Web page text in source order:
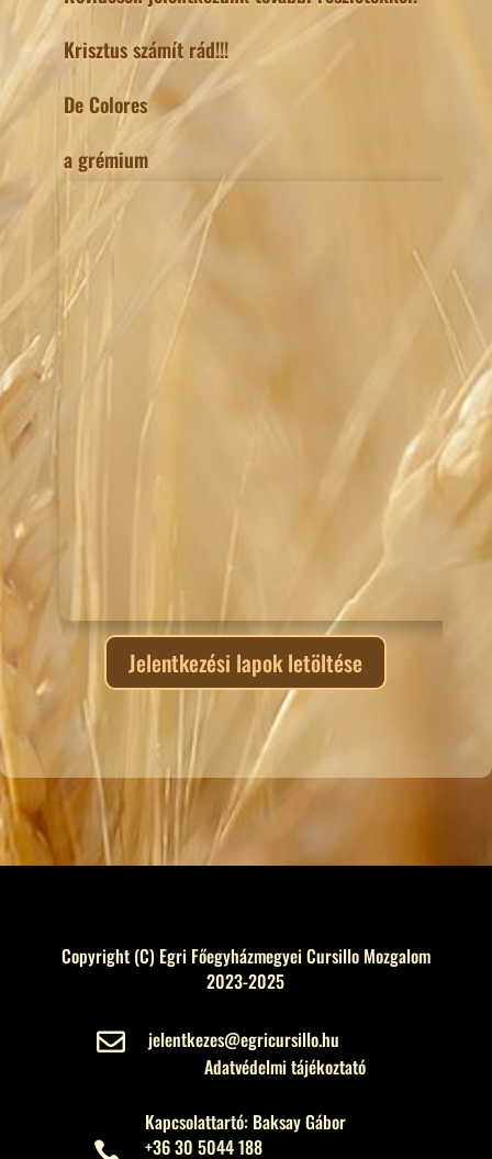
Krisztus számít rád!!!
De Colores
a grémium
Jelentkezési lapok letöltése
Copyright (C) Egri Főegyházmegyei Cursillo Mozgalom
2023-2025

jelentkezes@egricursillo.hu
Adatvédelmi tájékoztató
Kapcsolattartó: Baksay Gábor
 +36 30 5044 188